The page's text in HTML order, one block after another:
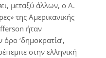
μεταξύ άλλων, ο Α.
της Αμερικανικής
ήταν
όρο ‘δημοκρατία’,
στην ελληνική